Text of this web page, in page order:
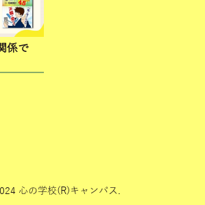
係で
心の学校(R)キャンパス.